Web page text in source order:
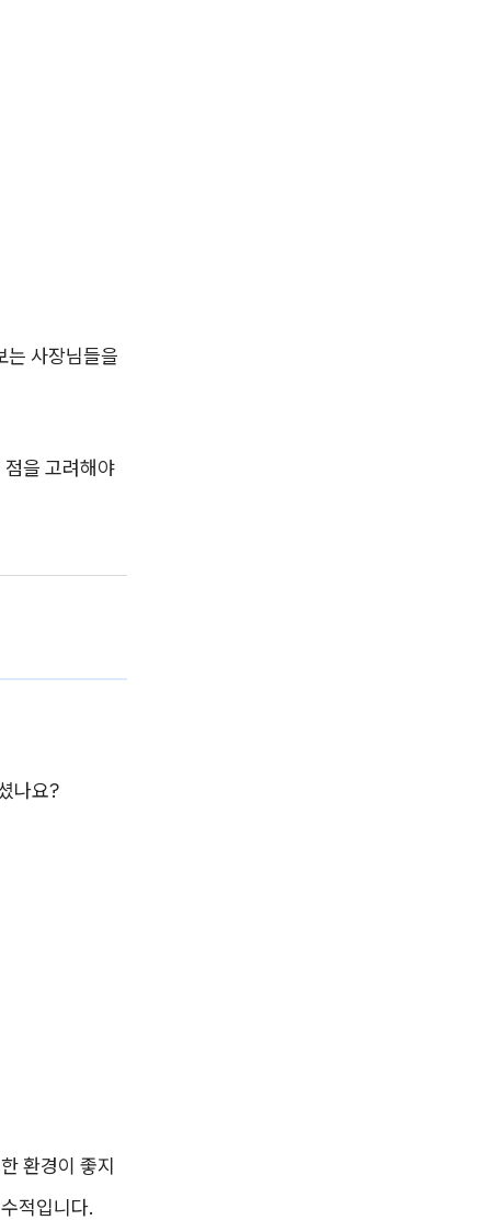
는 사장님들을
을 고려해야
나요?
환경이 좋지
적입니다.